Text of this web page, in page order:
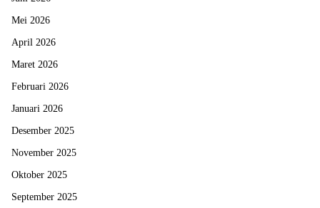
Mei 2026
April 2026
Maret 2026
Februari 2026
Januari 2026
Desember 2025
November 2025
Oktober 2025
September 2025